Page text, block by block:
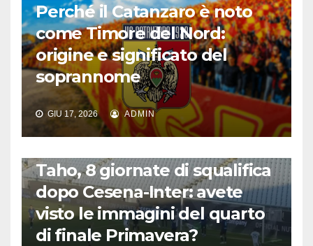
Perché il Catanzaro è noto
come Timore del Nord:
origine e significato del
soprannome
GIU 17, 2026 ADMIN
Taho, 8 giornate di squalifica
dopo Cesena-Inter: avete
visto le immagini del quarto
di finale Primavera?